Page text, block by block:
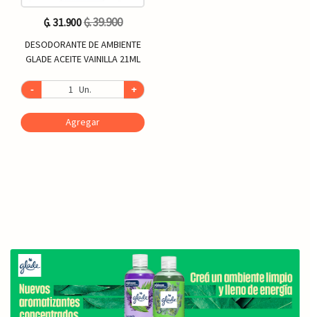
₲. 31.900₲. 39.900
DESODORANTE DE AMBIENTE
GLADE ACEITE VAINILLA 21ML
- Un. +
Agregar